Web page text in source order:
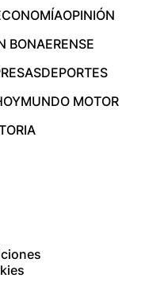
OPINIÓN
BONAERENSE
DEPORTES
MUNDO MOTOR